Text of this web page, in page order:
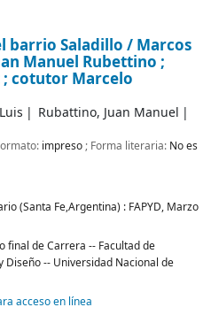
barrio Saladillo / Marcos
Manuel Rubettino ;
cotutor Marcelo
Rubattino, Juan Manuel
impreso ; Forma literaria: No es
(Santa Fe,Argentina) : FAPYD, Marzo
final de Carrera -- Facultad de
-- Universidad Nacional de
acceso en línea